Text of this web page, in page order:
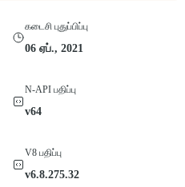
கடைசி புதுப்பிப்பு
06 ஏப்., 2021
N-API பதிப்பு
v64
V8 பதிப்பு
v6.8.275.32